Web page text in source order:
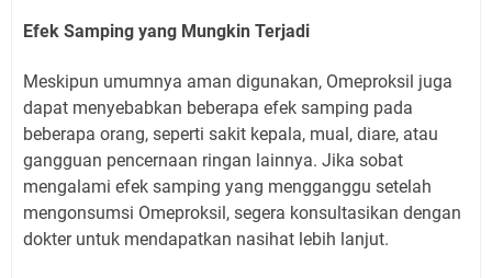
Efek Samping yang Mungkin Terjadi
Meskipun umumnya aman digunakan, Omeproksil juga
dapat menyebabkan beberapa efek samping pada
beberapa orang, seperti sakit kepala, mual, diare, atau
gangguan pencernaan ringan lainnya. Jika sobat
mengalami efek samping yang mengganggu setelah
mengonsumsi Omeproksil, segera konsultasikan dengan
dokter untuk mendapatkan nasihat lebih lanjut.